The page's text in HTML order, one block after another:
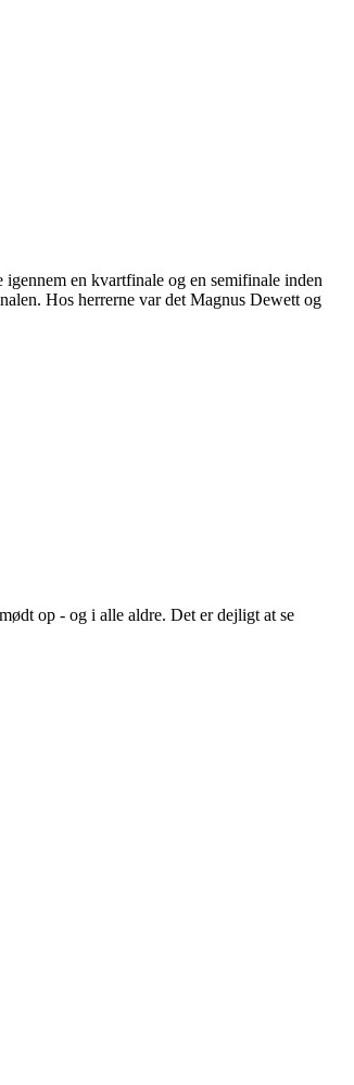
en kvartfinale og en semifinale inden
Hos herrerne var det Magnus Dewett og
op - og i alle aldre. Det er dejligt at se